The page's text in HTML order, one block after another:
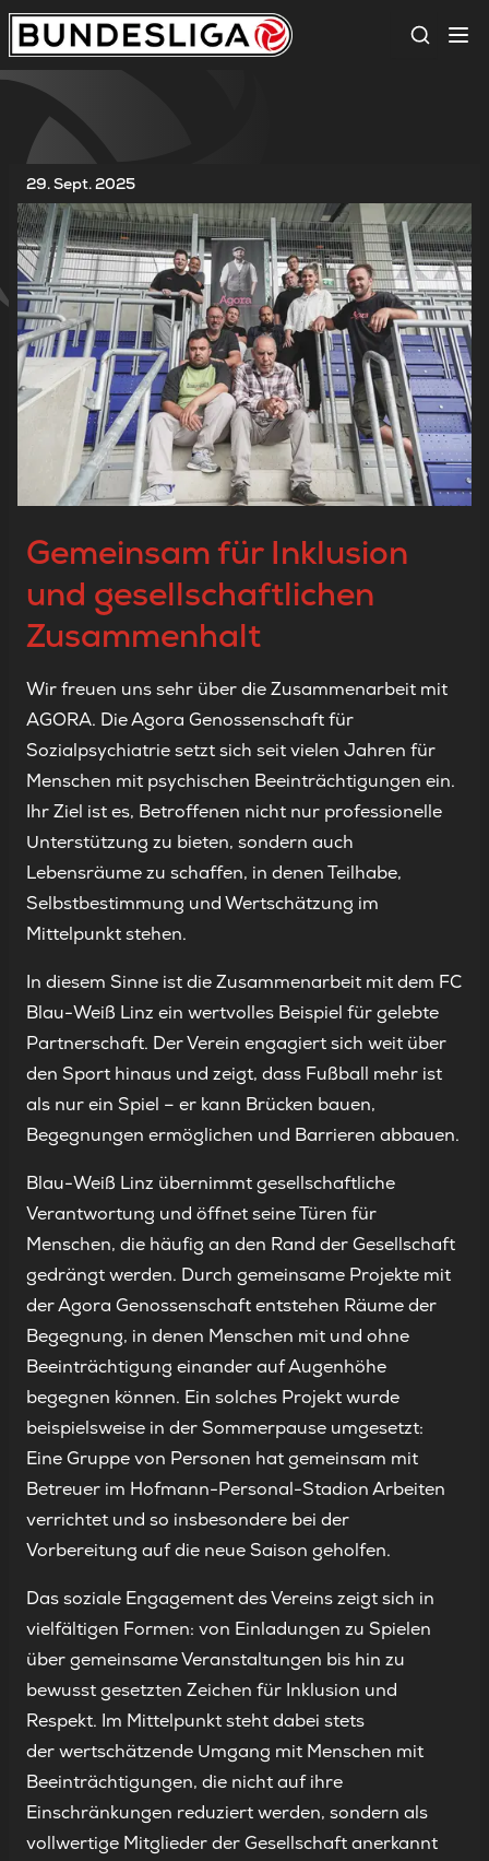
Suche
29. Sept. 2025
Gemeinsam für Inklusion
und gesellschaftlichen
Zusammenhalt
Wir freuen uns sehr über die Zusammenarbeit mit
AGORA. Die Agora Genossenschaft für
Sozialpsychiatrie setzt sich seit vielen Jahren für
Menschen mit psychischen Beeinträchtigungen ein.
Ihr Ziel ist es, Betroffenen nicht nur professionelle
Unterstützung zu bieten, sondern auch
Lebensräume zu schaffen, in denen Teilhabe,
Selbstbestimmung und Wertschätzung im
Mittelpunkt stehen.
In diesem Sinne ist die Zusammenarbeit mit dem FC
Blau-Weiß Linz ein wertvolles Beispiel für gelebte
Partnerschaft. Der Verein engagiert sich weit über
den Sport hinaus und zeigt, dass Fußball mehr ist
als nur ein Spiel – er kann Brücken bauen,
Begegnungen ermöglichen und Barrieren abbauen.
Blau-Weiß Linz übernimmt gesellschaftliche
Verantwortung und öffnet seine Türen für
Menschen, die häufig an den Rand der Gesellschaft
gedrängt werden. Durch gemeinsame Projekte mit
der Agora Genossenschaft entstehen Räume der
Begegnung, in denen Menschen mit und ohne
Beeinträchtigung einander auf Augenhöhe
begegnen können. Ein solches Projekt wurde
beispielsweise in der Sommerpause umgesetzt:
Eine Gruppe von Personen hat gemeinsam mit
Betreuer im Hofmann-Personal-Stadion Arbeiten
verrichtet und so insbesondere bei der
Vorbereitung auf die neue Saison geholfen.
Das soziale Engagement des Vereins zeigt sich in
vielfältigen Formen: von Einladungen zu Spielen
über gemeinsame Veranstaltungen bis hin zu
bewusst gesetzten Zeichen für Inklusion und
Respekt. Im Mittelpunkt steht dabei stets
der wertschätzende Umgang mit Menschen mit
Beeinträchtigungen, die nicht auf ihre
Einschränkungen reduziert werden, sondern als
vollwertige Mitglieder der Gesellschaft anerkannt